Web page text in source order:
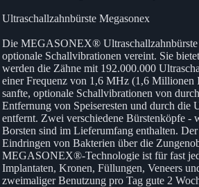
Ultraschallzahnbürste Megasonex
Die MEGASONEX® Ultraschallzahnbürste
optionale Schallvibrationen vereint. Sie
werden die Zähne mit 192.000.000
einer Frequenz von 1,6 MHz (1,6 Millionen
sanfte, optionale Schallvibrationen von
Entfernung von Speiseresten und durch die
entfernt. Zwei verschiedene Bürstenköpfe -
Borsten sind im Lieferumfang enthalten.
Eindringen von Bakterien über die
MEGASONEX®-Technologie ist für fast
Implantaten, Kronen, Füllungen, Veneers
zweimaliger Benutzung pro Tag gute 2